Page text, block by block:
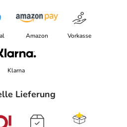
Amazon Vorkasse
Klarna
Lieferung